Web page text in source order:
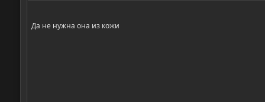
Да не нужна она из кожи